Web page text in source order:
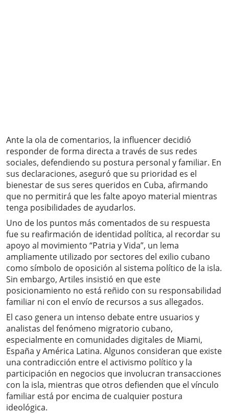
Ante la ola de comentarios, la influencer decidió
responder de forma directa a través de sus redes
sociales, defendiendo su postura personal y familiar. En
sus declaraciones, aseguró que su prioridad es el
bienestar de sus seres queridos en Cuba, afirmando
que no permitirá que les falte apoyo material mientras
tenga posibilidades de ayudarlos.
Uno de los puntos más comentados de su respuesta
fue su reafirmación de identidad política, al recordar su
apoyo al movimiento “Patria y Vida”, un lema
ampliamente utilizado por sectores del exilio cubano
como símbolo de oposición al sistema político de la isla.
Sin embargo, Artiles insistió en que este
posicionamiento no está reñido con su responsabilidad
familiar ni con el envío de recursos a sus allegados.
El caso genera un intenso debate entre usuarios y
analistas del fenómeno migratorio cubano,
especialmente en comunidades digitales de Miami,
España y América Latina. Algunos consideran que existe
una contradicción entre el activismo político y la
participación en negocios que involucran transacciones
con la isla, mientras que otros defienden que el vínculo
familiar está por encima de cualquier postura
ideológica.